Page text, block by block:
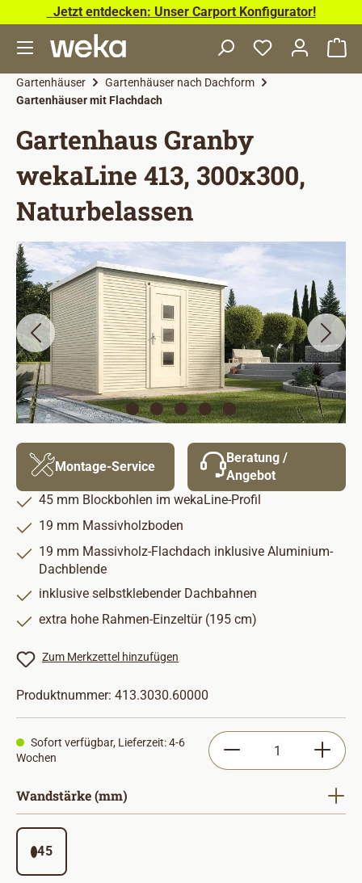
Zum Hauptinhalt springen
Jetzt entdecken: Unser Carport Konfigurator!
Gartenhäuser
Gartenhäuser nach Dachform
Gartenhäuser mit Flachdach
Gartenhaus Granby
wekaLine 413, 300x300,
Naturbelassen
Bildergalerie überspringen
Montage-Service
Beratung /
Angebot
45 mm Blockbohlen im wekaLine-Profil
19 mm Massivholzboden
19 mm Massivholz-Flachdach inklusive Aluminium-
Dachblende
inklusive selbstklebender Dachbahnen
extra hohe Rahmen-Einzeltür (195 cm)
Zum Merkzettel hinzufügen
Produktnummer: 413.3030.60000
Sofort verfügbar, Lieferzeit: 4-6
Wochen
Produkt Anzahl:
Wandstärke (mm)
45